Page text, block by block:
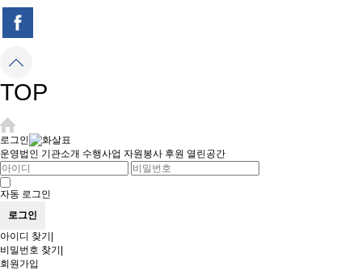
TOP
로그인
운영법인 기관소개 수행사업 자원봉사 후원 열린공간
자동 로그인
아이디 찾기
비밀번호 찾기
회원가입